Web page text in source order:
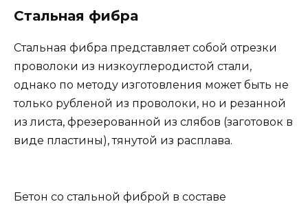
Стальная фибра
Стальная фибра представляет собой отрезки
проволоки из низкоуглеродистой стали,
однако по методу изготовления может быть не
только рубленой из проволоки, но и резанной
из листа, фрезерованной из слябов (заготовок в
виде пластины), тянутой из расплава.
Бетон со стальной фиброй в составе